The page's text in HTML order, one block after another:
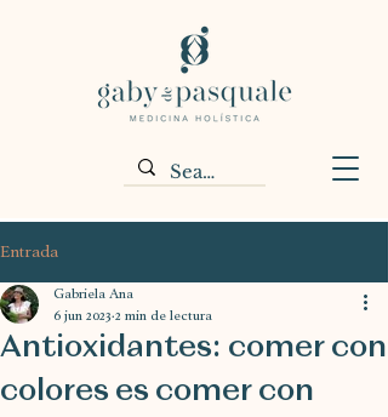
Entrada
Antioxidantes: comer con
colores es comer con
Gabriela Ana
6 jun 2023 2 min de lectura